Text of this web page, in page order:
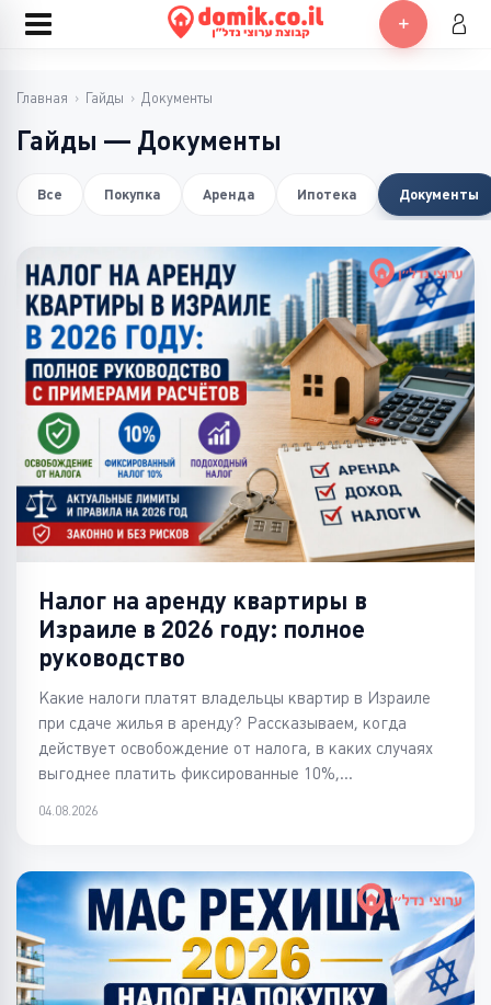
Главная › Гайды › Документы
Гайды — Документы
Все Покупка Аренда Ипотека Документы
Налог на аренду квартиры в
Израиле в 2026 году: полное
руководство
Какие налоги платят владельцы квартир в Израиле
при сдаче жилья в аренду? Рассказываем, когда
действует освобождение от налога, в каких случаях
выгоднее платить фиксированные 10%,...
04.08.2026